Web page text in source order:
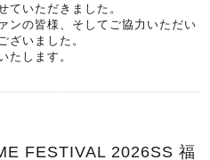
ていただきました。
ンの皆様、そしてご協力いただい
ざいました。
たします。
FESTIVAL 2026SS 福